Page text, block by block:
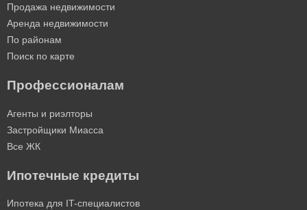
Продажа недвижимости
Аренда недвижимости
По районам
Поиск по карте
Профессионалам
Агенты и риэлторы
Застройщики Миасса
Все ЖК
Ипотечные кредиты
Ипотека для IT-специалистов